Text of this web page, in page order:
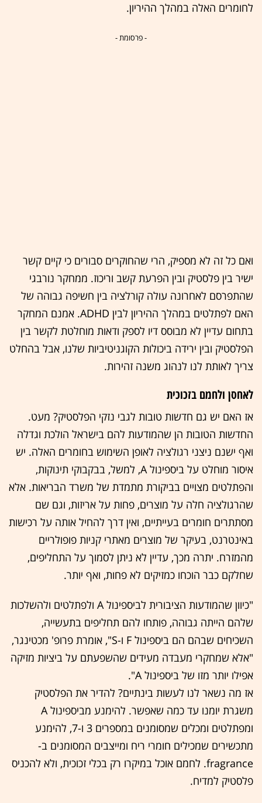
לחומרים האלה במהלך ההיריון.
- פרסומת -
ואם כל זה לא מספיק, הרי שהחוקרים סבורים כי קיים קשר
ישיר בין פלסטיק ובין הפרעת קשב וריכוז. ממחקר נורבגי
שהתפרסם לאחרונה עולה קורלציה בין חשיפה גבוהה של
האם לפתלטים במהלך ההיריון לבין ADHD. אמנם המחקר
בתחום עדיין לא מבוסס דיו לספק ודאות מוחלטת לקשר בין
הפלסטיק ובין ירידה ביכולות הקוגניטיביות שלנו, אבל בהחלט
צריך לאותת לנו לנהוג משנה זהירות.
לאחסן ולחמם בזכוכית
אז האם יש גם חדשות טובות לגבי נזקי הפלסטיק? מעט.
החדשות הטובות הן שהמודעות להם בישראל הולכת וגדלה
ואף ישנם ניצני רגולציה לאופן השימוש בחומרים האלה. יש
איסור מוחלט על ביספינול A, למשל, בבקבוקי תינוקות,
והפתלטים מצויים בביקורת מתמדת של משרד הבריאות. אלא
שהרגולציה חלה על מוצרים, פחות על אריזות, וגם שם
מסתתרים חומרים בעייתיים, ואין דרך להחיל אותה על רכישות
באינטרנט, בעיקר של מוצרים מאתרי קניות פופולריים
מהמזרח. יתרה מכך, עדיין לא ניתן לסמוך על התחליפים,
שחלקם כבר הוכחו כמזיקים לא פחות, ואף יותר.
"כיוון שהמודעות הציבורית לביספינול A ולפתלטים ולהשלכות
שלהם הייתה גבוהה, פותחו להם תחליפים בתעשייה,
השכיחים שבהם הם ביספינול F ו-S", אומרת פרופ' מכטינגר,
"אלא שמחקרי מעבדה מעידים שהשפעתם על ביציות מזיקה
אפילו יותר מזו של ביספינול A".
אז מה נשאר לנו לעשות בינתיים? להדיר את הפלסטיק
משגרת יומנו עד כמה שאפשר. להימנע מביספינול A
ומפתלטים ומכלים שמסומנים במספרים 3 ו-7, להימנע
מתכשירים שמכילים חומרי ריח ומייצבים המסומנים ב-
fragrance. לחמם אוכל במיקרו רק בכלי זכוכית, ולא להכניס
פלסטיק למדיח.